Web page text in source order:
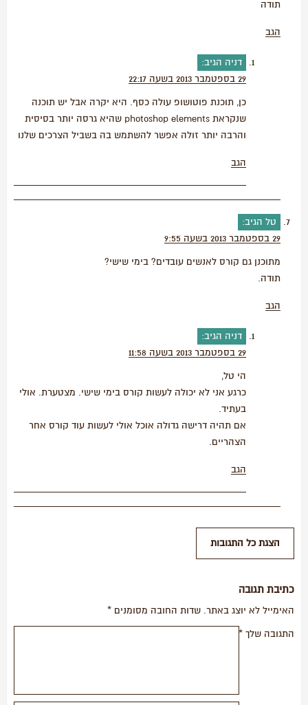
תודה
הגב
דניה הגיב:
29 בספטמבר 2013 בשעה 22:17
כן, תוכנת פוטושופ עולה כסף. היא יקרה אבל יש תוכנה
שנקראת photoshop elements שהיא גרסה יותר בסיסית
והרבה יותר זולה אפשר להשתמש בה בשביל הצרכים שלנו
הגב
טל הגיב:
29 בספטמבר 2013 בשעה 9:55
מתוכנן גם קורס לאנשים עובדים? בימי שישי?
תודה.
הגב
דניה הגיב:
29 בספטמבר 2013 בשעה 11:58
הי טל,
כרגע אני לא יכולה לעשות קורס בימי שישי. מצטערת. אולי
בעתיד.
אם תהיה דרישה גדולה אוכל אולי לעשות עוד קורס אחר
הצהריים.
הגב
כתיבת תגובה
האימייל לא יוצג באתר. שדות החובה מסומנים *
התגובה שלך *